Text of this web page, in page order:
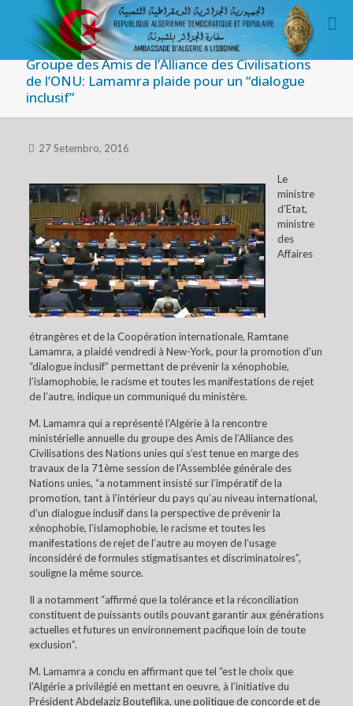
Groupe des Amis de l’Alliance des Civilisations
de l’ONU: Lamamra plaide pour un “dialogue
inclusif”
27 Setembro, 2016
Le
ministre
d’Etat,
ministre
des
Affaires
étrangères et de la Coopération internationale, Ramtane
Lamamra, a plaidé vendredi à New-York, pour la promotion d’un
“dialogue inclusif” permettant de prévenir la xénophobie,
l’islamophobie, le racisme et toutes les manifestations de rejet
de l’autre, indique un communiqué du ministère.
M. Lamamra qui a représenté l’Algérie à la rencontre
ministérielle annuelle du groupe des Amis de l’Alliance des
Civilisations des Nations unies qui s’est tenue en marge des
travaux de la 71ème session de l’Assemblée générale des
Nations unies, “a notamment insisté sur l’impératif de la
promotion, tant à l’intérieur du pays qu’au niveau international,
d’un dialogue inclusif dans la perspective de prévenir la
xénophobie, l’islamophobie, le racisme et toutes les
manifestations de rejet de l’autre au moyen de l’usage
inconsidéré de formules stigmatisantes et discriminatoires”,
souligne la même source.
Il a notamment “affirmé que la tolérance et la réconciliation
constituent de puissants outils pouvant garantir aux générations
actuelles et futures un environnement pacifique loin de toute
exclusion”.
M. Lamamra a conclu en affirmant que tel “est le choix que
l’Algérie a privilégié en mettant en oeuvre, à l’initiative du
Président Abdelaziz Bouteflika, une politique de concorde et de